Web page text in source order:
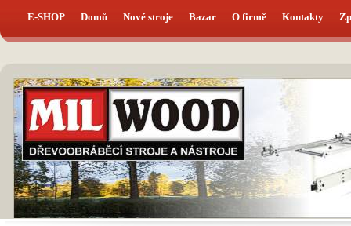
E-SHOP Domů Nové stroje Bazar O firmě Kontakty